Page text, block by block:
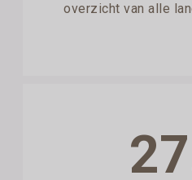
overzicht van alle